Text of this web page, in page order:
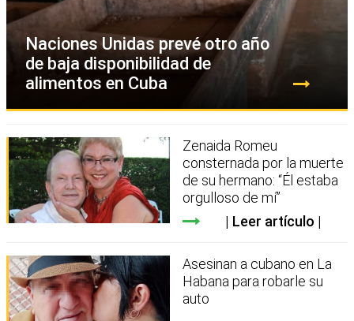
Naciones Unidas prevé otro año
de baja disponibilidad de
alimentos en Cuba
Zenaida Romeu
consternada por la muerte
de su hermano: “Él estaba
orgulloso de mí”
Leer artículo
Asesinan a cubano en La
Habana para robarle su
auto